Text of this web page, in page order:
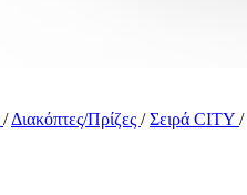
/ Διακόπτες/Πρίζες / Σειρά CITY /